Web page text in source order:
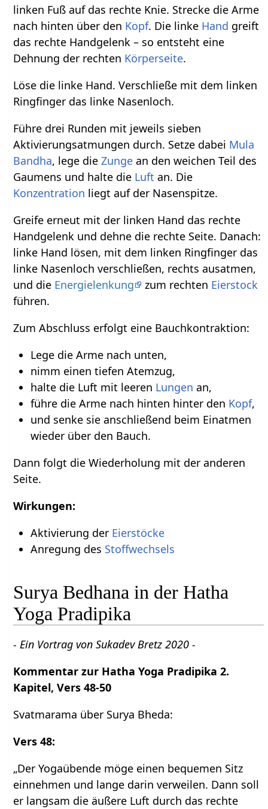
linken Fuß auf das rechte Knie. Strecke die Arme
nach hinten über den Kopf. Die linke Hand greift
das rechte Handgelenk – so entsteht eine
Dehnung der rechten Körperseite.
Löse die linke Hand. Verschließe mit dem linken
Ringfinger das linke Nasenloch.
Führe drei Runden mit jeweils sieben
Aktivierungsatmungen durch. Setze dabei Mula
Bandha, lege dieZunge an den weichen Teil des
Gaumens und halte die Luft an. Die
Konzentration liegt auf der Nasenspitze.
Greife erneut mit der linken Hand das rechte
Handgelenk und dehne die rechte Seite. Danach:
linke Hand lösen, mit dem linken Ringfinger das
linke Nasenloch verschließen, rechts ausatmen,
und die Energielenkung zum rechten Eierstock
führen.
Zum Abschluss erfolgt eine Bauchkontraktion:
Lege die Arme nach unten,
nimm einen tiefen Atemzug,
halte die Luft mit leeren Lungen an,
führe die Arme nach hinten hinter den Kopf,
und senke sie anschließend beim Einatmen
wieder über den Bauch.
Dann folgt die Wiederholung mit der anderen
Seite.
Wirkungen:
Aktivierung der Eierstöcke
Anregung des Stoffwechsels
Surya Bedhana in der Hatha
Yoga Pradipika
- Ein Vortrag von Sukadev Bretz 2020 -
Kommentar zur Hatha Yoga Pradipika 2.
Kapitel, Vers 48-50
Svatmarama über Surya Bheda:
Vers 48:
„Der Yogaübende möge einen bequemen Sitz
einnehmen und lange darin verweilen. Dann soll
er langsam die äußere Luft durch das rechte